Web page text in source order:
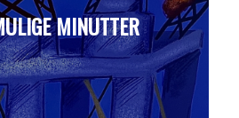
MINUTTER